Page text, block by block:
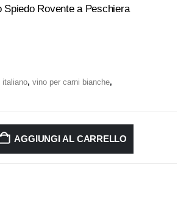
Spiedo Rovente a Peschiera
italiano, vino per carni bianche,
AGGIUNGI AL CARRELLO